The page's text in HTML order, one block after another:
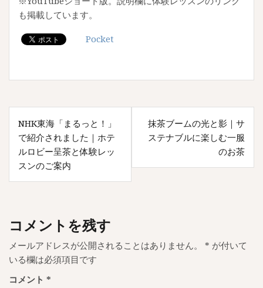
も掲載しています。
Pocket
投
稿
ナ
ビ
シ
ョ
ン
NHK東海「まるっと！」
で紹介されました｜ホテ
ルロビー呈茶と体験レッ
スンのご案内
抹茶ブームの光と影｜サ
ステナブルに楽しむ一服
のお茶
コメントを残す
メールアドレスが公開されることはありません。 * が付いて
いる欄は必須項目です
コメント *